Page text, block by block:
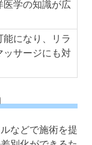
医学の知識が広
能になり、リラ
ッサージにも対
などで施術を提